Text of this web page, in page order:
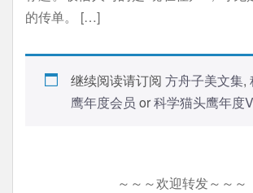
的传单。 […]
继续阅读请订阅 方舟子美文集,
鹰年度会员 or科学猫头鹰年度
～～～欢迎转发～～～